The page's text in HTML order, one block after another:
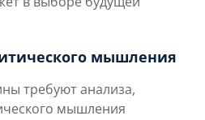
мышления
требуют анализа,
мышления